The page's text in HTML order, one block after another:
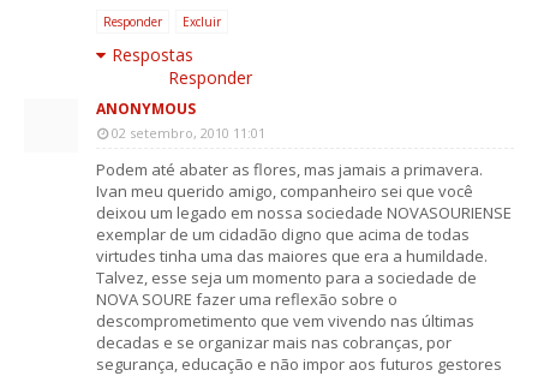
Responder Excluir
Respostas
Responder
ANONYMOUS
02 setembro, 2010 11:01
Podem até abater as flores, mas jamais a primavera.
Ivan meu querido amigo, companheiro sei que você
deixou um legado em nossa sociedade NOVASOURIENSE
exemplar de um cidadão digno que acima de todas
virtudes tinha uma das maiores que era a humildade.
Talvez, esse seja um momento para a sociedade de
NOVA SOURE fazer uma reflexão sobre o
descomprometimento que vem vivendo nas últimas
decadas e se organizar mais nas cobranças, por
segurança, educação e não impor aos futuros gestores